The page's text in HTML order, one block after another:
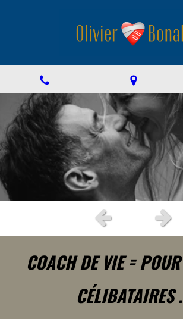
Slide précédent
COACH DE VIE= POUR
CÉLIBATAIRES